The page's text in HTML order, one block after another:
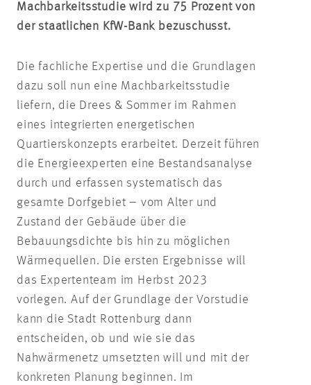
Machbarkeitsstudie wird zu 75 Prozent von
der staatlichen KfW-Bank bezuschusst.
Die fachliche Expertise und die Grundlagen
dazu soll nun eine Machbarkeitsstudie
liefern, die Drees & Sommer im Rahmen
eines integrierten energetischen
Quartierskonzepts erarbeitet. Derzeit führen
die Energieexperten eine Bestandsanalyse
durch und erfassen systematisch das
gesamte Dorfgebiet – vom Alter und
Zustand der Gebäude über die
Bebauungsdichte bis hin zu möglichen
Wärmequellen. Die ersten Ergebnisse will
das Expertenteam im Herbst 2023
vorlegen. Auf der Grundlage der Vorstudie
kann die Stadt Rottenburg dann
entscheiden, ob und wie sie das
Nahwärmenetz umsetzten will und mit der
konkreten Planung beginnen. Im